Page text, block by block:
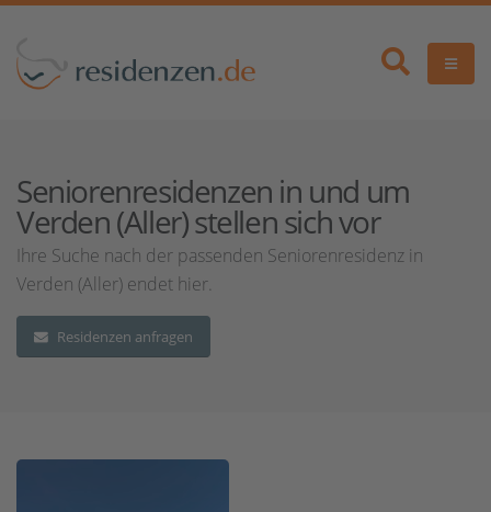
Seniorenresidenzen in und um
Verden (Aller) stellen sich vor
Ihre Suche nach der passenden Seniorenresidenz in
Verden (Aller) endet hier.
Residenzen anfragen